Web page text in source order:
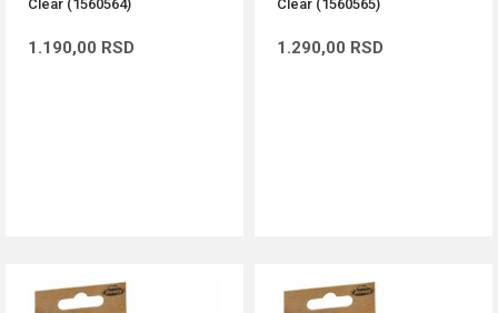
Clear (1560564)
1.190,00 RSD
Clear (1560565)
1.290,00 RSD